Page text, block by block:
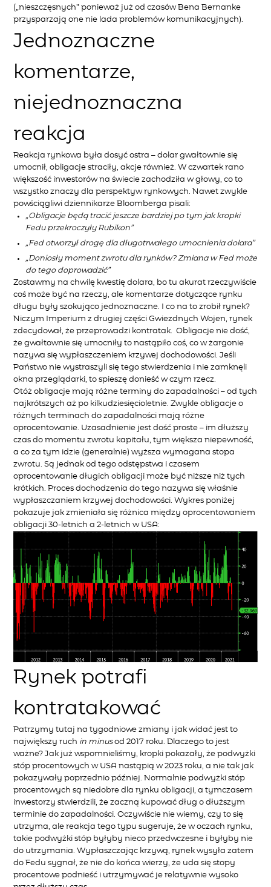
(„nieszczęsnych” ponieważ już od czasów Bena Bernanke
przysparzają one nie lada problemów komunikacyjnych).
Jednoznaczne
komentarze,
niejednoznaczna
reakcja
Reakcja rynkowa była dosyć ostra – dolar gwałtownie się
umocnił, obligacje straciły, akcje również. W czwartek rano
większość inwestorów na świecie zachodziła w głowy, co to
wszystko znaczy dla perspektyw rynkowych. Nawet zwykle
powściągliwi dziennikarze Bloomberga pisali:
„Obligacje będą tracić jeszcze bardziej po tym jak kropki
Fedu przekroczyły Rubikon”
„Fed otworzył drogę dla długotrwałego umocnienia dolara”
„Doniosły moment zwrotu dla rynków? Zmiana w Fed może
do tego doprowadzić”
Zostawmy na chwilę kwestię dolara, bo tu akurat rzeczywiście
coś może być na rzeczy, ale komentarze dotyczące rynku
długu były szokująco jednoznaczne. I co na to zrobił rynek?
Niczym Imperium z drugiej części Gwiezdnych Wojen, rynek
zdecydował, że przeprowadzi kontratak. Obligacje nie dość,
że gwałtownie się umocniły to nastąpiło coś, co w żargonie
nazywa się wypłaszczeniem krzywej dochodowości. Jeśli
Państwo nie wystraszyli się tego stwierdzenia i nie zamknęli
okna przeglądarki, to spieszę donieść w czym rzecz.
Otóż obligacje mają różne terminy do zapadalności – od tych
najkrótszych aż po kilkudziesięcioletnie. Zwykle obligacje o
różnych terminach do zapadalności mają różne
oprocentowanie. Uzasadnienie jest dość proste – im dłuższy
czas do momentu zwrotu kapitału, tym większa niepewność,
a co za tym idzie (generalnie) wyższa wymagana stopa
zwrotu. Są jednak od tego odstępstwa i czasem
oprocentowanie długich obligacji może być niższe niż tych
krótkich. Proces dochodzenia do tego nazywa się właśnie
wypłaszczaniem krzywej dochodowości. Wykres poniżej
pokazuje jak zmieniała się różnica między oprocentowaniem
obligacji 30-letnich a 2-letnich w USA:
Rynek potrafi
kontratakować
Patrzymy tutaj na tygodniowe zmiany i jak widać jest to
największy ruch in minusod 2017 roku. Dlaczego to jest
ważne? Jak już wspomnieliśmy, kropki pokazały, że podwyżki
stóp procentowych w USA nastąpią w 2023 roku, a nie tak jak
pokazywały poprzednio później. Normalnie podwyżki stóp
procentowych są niedobre dla rynku obligacji, a tymczasem
inwestorzy stwierdzili, że zaczną kupować dług o dłuższym
terminie do zapadalności. Oczywiście nie wiemy, czy to się
utrzyma, ale reakcja tego typu sugeruje, że w oczach rynku,
takie podwyżki stóp byłyby nieco przedwczesne i byłyby nie
do utrzymania. Wypłaszczając krzywą, rynek wysyła zatem
do Fedu sygnał, że nie do końca wierzy, że uda się stopy
procentowe podnieść i utrzymywać je relatywnie wysoko